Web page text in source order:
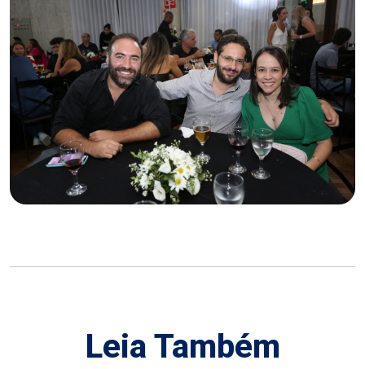
Leia Também